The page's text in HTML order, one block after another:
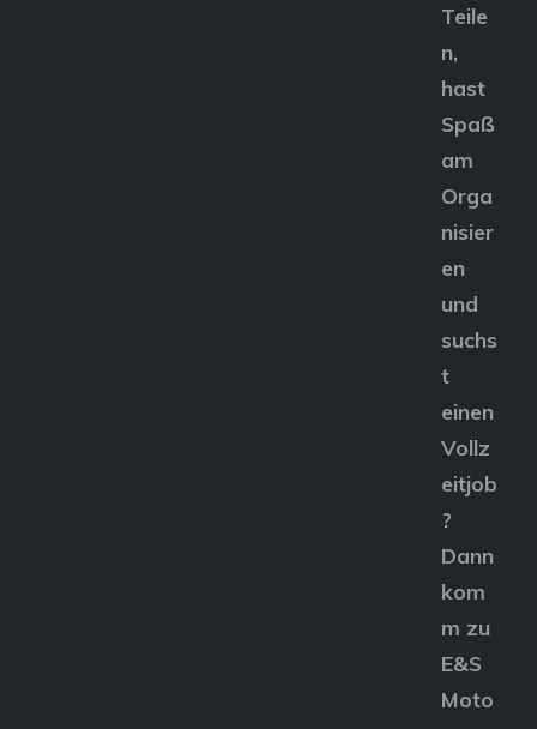
Teile
n,
hast
Spaß
am
Orga
nisier
en
und
suchs
t
einen
Vollz
eitjob
?
Dann
kom
m zu
E&S
Moto